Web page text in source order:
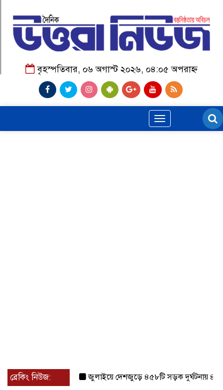
বৃহস্পতিবার, ০৬ অগাস্ট ২০২৬, ০৪:০৫ অপরাহ্ন
Toggle
navigation
ব্রেকিং নিউজ: জুলাইয়ে দেশজুড়ে ৪৫৮টি সড়ক দুর্ঘটনায় ৪১৬ জন